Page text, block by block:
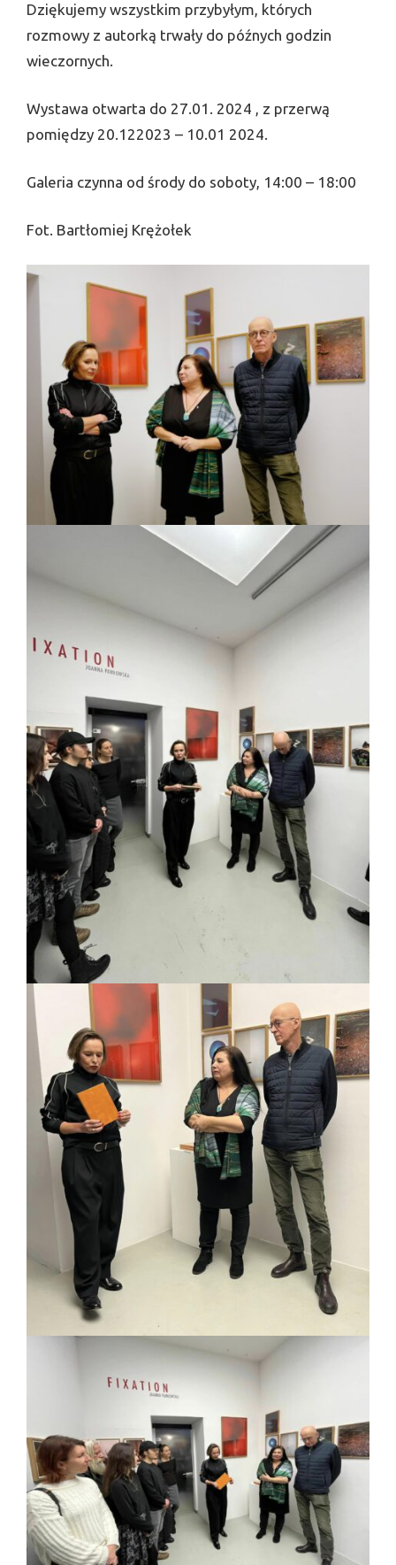
Dziękujemy wszystkim przybyłym, których
rozmowy z autorką trwały do późnych godzin
wieczornych.
Wystawa otwarta do 27.01. 2024 , z przerwą
pomiędzy 20.122023 – 10.01 2024.
Galeria czynna od środy do soboty, 14:00 – 18:00
Fot. Bartłomiej Krężołek